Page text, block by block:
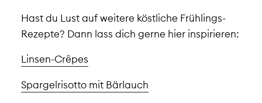
Hast du Lust auf weitere köstliche Frühlings-
Rezepte? Dann lass dich gerne hier inspirieren:
Linsen-Crêpes
Spargelrisotto mit Bärlauch